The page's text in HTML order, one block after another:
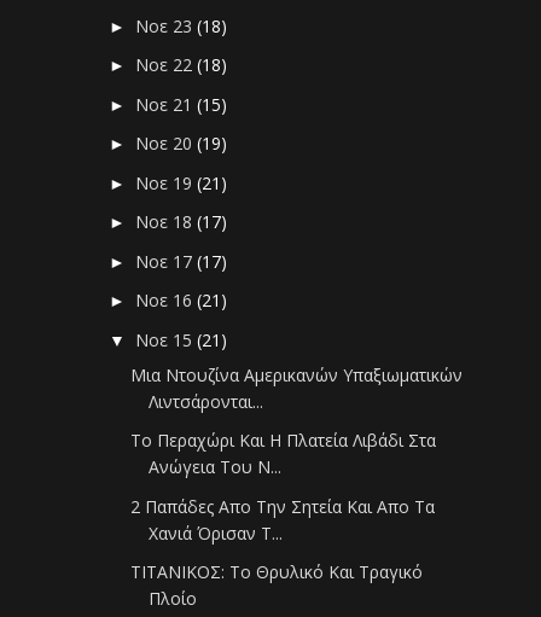
► Νοε 23(18)
► Νοε 22(18)
► Νοε 21(15)
► Νοε 20(19)
► Νοε 19(21)
► Νοε 18(17)
► Νοε 17(17)
► Νοε 16(21)
▼ Νοε 15(21)
Μια Ντουζίνα Αμερικανών Υπαξιωματικών
Λιντσάρονται...
Το Περαχώρι Και Η Πλατεία Λιβάδι Στα
Ανώγεια Του Ν...
2 Παπάδες Απο Την Σητεία Και Απο Τα
Χανιά Όρισαν Τ...
ΤΙΤΑΝΙΚΟΣ: Το Θρυλικό Και Τραγικό
Πλοίο